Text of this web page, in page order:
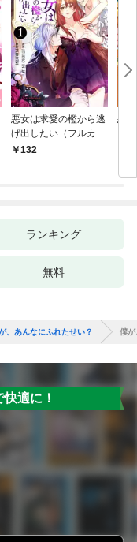
悪女は求愛の檻から逃
げ出したい（フルカラ
ー） 1
132
恋
ランキング
無料
、あんなにふれたせい？ 僕が
適に！